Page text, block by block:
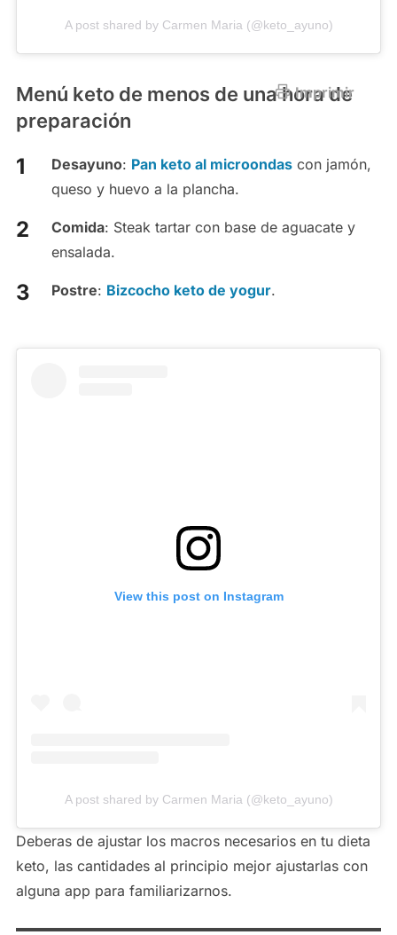
A post shared by Carmen Maria (@keto_ayuno)
Imprimir
Menú keto de menos de una hora de
preparación
Desayuno: Pan keto al microondascon jamón,
queso y huevo a la plancha.
Comida: Steak tartar con base de aguacate y
ensalada.
Postre: Bizcocho keto de yogur.
View this post on Instagram
A post shared by Carmen Maria (@keto_ayuno)
Deberas de ajustar los macros necesarios en tu dieta
keto, las cantidades al principio mejor ajustarlas con
alguna app para familiarizarnos.